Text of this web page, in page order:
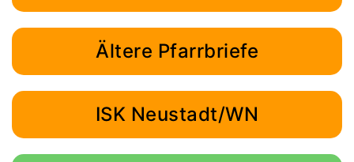
Ältere Pfarrbriefe
ISK Neustadt/WN